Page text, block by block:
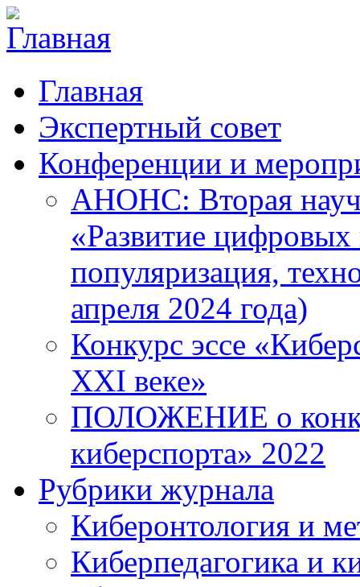
Главная
Экспертный совет
Конференции и
АНОНС: Вторая
«Развитие цифровых
популяризация,
апреля 2024 года)
Конкурс эссе
XXI веке»
ПОЛОЖЕНИЕ о
киберспорта» 2022
Рубрики журнала
Киберонтология и
Киберпедагогика и